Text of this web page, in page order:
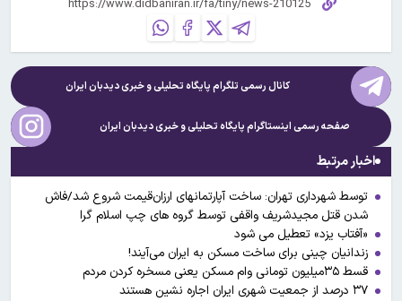
کانال رسمی تلگرام پایگاه تحلیلی و خبریدیدبان ایران
صفحه رسمی اینستاگرام پایگاه تحلیلی و خبریدیدبان ایران
اخبار مرتبط
توسط شهرداری تهران: ساخت آپارتمانهای ارزان‌قیمت شروع شد/فاش
شدن قتل مجیدشریف واقفی توسط گروه های چپ اسلام گرا
«آفتاب یزد» تعطیل می شود
زندانیان چینی برای ساخت مسکن به ایران می‌آیند!
قسط ۳۵میلیون تومانی وام مسکن یعنی مسخره کردن مردم
۳۷ درصد از جمعیت شهری ایران اجاره نشین هستند